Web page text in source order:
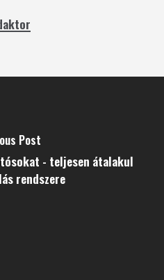
Post
- teljesen átalakul
rendszere